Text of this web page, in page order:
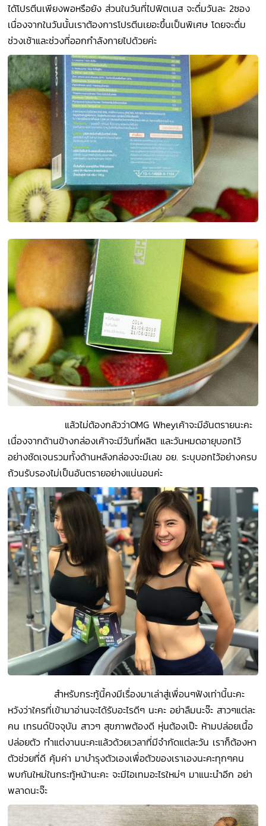
ได้โปรตีนเพียงพอหรือยัง ส่วนในวันที่ไปฟิตเนส จะดื่มวันละ 2ซอง
เนื่องจากในวันนั้นเราต้องการโปรตีนเยอะขึ้นเป็นพิเศษ โดยจะดื่ม
ช่วงเช้าและช่วงที่ออกกำลังกายไปด้วยค่ะ
แล้วไม่ต้องกลัวว่าOMG Wheyเค้าจะมีอันตรายนะคะ
เนื่องจากด้านข้างกล่องเค้าจะมีวันที่ผลิต และวันหมดอายุบอกไว้
อย่างชัดเจนรวมทั้งด้านหลังกล่องจะมีเลข อย. ระบุบอกไว้อย่างครบ
ถ้วนรับรองไม่เป็นอันตรายอย่างแน่นอนค่ะ
สำหรับกระทู้นี้คงมีเรื่องมาเล่าสู่เพื่อนๆฟังเท่านี้นะคะ
หวังว่าใครที่เข้ามาอ่านจะได้รับอะไรดีๆ นะคะ อย่าลืมนะจ๊ะ สาวๆแต่ละ
คน เทรนด์ปัจจุบัน สาวๆ สุขภาพต้องดี หุ่นต้องเป๊ะ ห้ามปล่อยเนื้อ
ปล่อยตัว ทำแต่งานนะคะแล้วด้วยเวลาที่มีจำกัดแต่ละวัน เราก็ต้องหา
ตัวช่วยที่ดี คุ้มค่า มาบำรุงตัวเองเพื่อตัวของเราเองนะคะทุกๆคน
พบกันใหม่ในกระทู้หน้านะคะ จะมีไอเทมอะไรใหม่ๆ มาแนะนำอีก อย่า
พลาดนะจ๊ะ